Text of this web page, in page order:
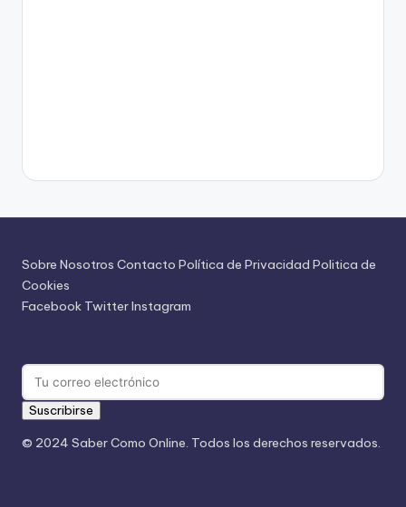
Sobre Nosotros Contacto Política de Privacidad Politica de
Cookies
Facebook TwitterInstagram
Suscribirse
© 2024 Saber Como Online. Todos los derechos reservados.